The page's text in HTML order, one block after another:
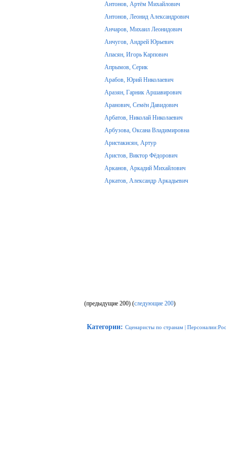
Антонов, Артём Михайлович
Антонов, Леонид Александрович
Анчаров, Михаил Леонидович
Анчугов, Андрей Юрьевич
Апасян, Игорь Карпович
Апрымов, Серик
Арабов, Юрий Николаевич
Аразян, Гарник Аршавирович
Аранович, Семён Давидович
Арбатов, Николай Николаевич
Арбузова, Оксана Владимировна
Аристакисян, Артур
Аристов, Виктор Фёдорович
Арканов, Аркадий Михайлович
Аркатов, Александр Аркадьевич
(предыдущие 200) (следующие 200)
Категории: Сценаристы по странам |